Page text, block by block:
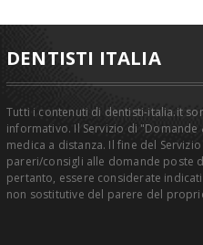
DENTISTI ITALIA
Tutti i contenuti di dentisti-italia.it
informativo. Il Servizio di "Domande
medica a distanza. Il fine del
pareri/consigli alle domande poste
pertanto, essere considerate
non sostitutive del parere del